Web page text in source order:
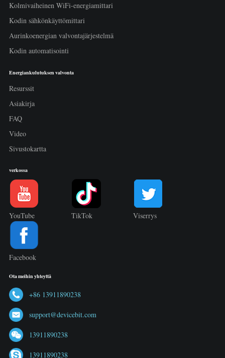
Kolmivaiheinen WiFi-energiamittari
Kodin sähkönkäyttömittari
Aurinkoenergian valvontajärjestelmä
Kodin automatisointi
Energiankulutuksen valvonta
Resurssit
Asiakirja
FAQ
Video
Sivustokartta
verkossa
YouTube TikTok Viserrys
Facebook
Ota meihin yhteyttä
+86 13911890238
support@devicebit.com
13911890238
13911890238